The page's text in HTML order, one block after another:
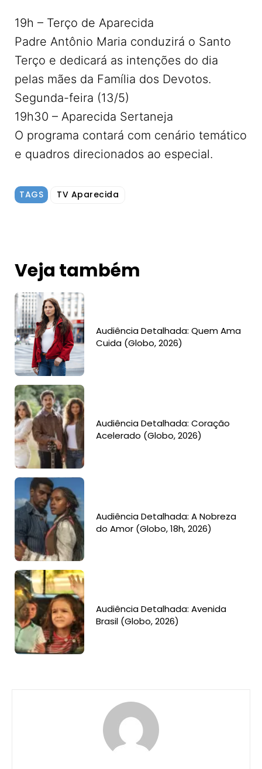
19h – Terço de Aparecida
Padre Antônio Maria conduzirá o Santo
Terço e dedicará as intenções do dia
pelas mães da Família dos Devotos.
Segunda-feira (13/5)
19h30 – Aparecida Sertaneja
O programa contará com cenário temático
e quadros direcionados ao especial.
TAGS TV Aparecida
Veja também
Audiência Detalhada: Quem Ama
Cuida (Globo, 2026)
Audiência Detalhada: Coração
Acelerado (Globo, 2026)
Audiência Detalhada: A Nobreza
do Amor (Globo, 18h, 2026)
Audiência Detalhada: Avenida
Brasil (Globo, 2026)